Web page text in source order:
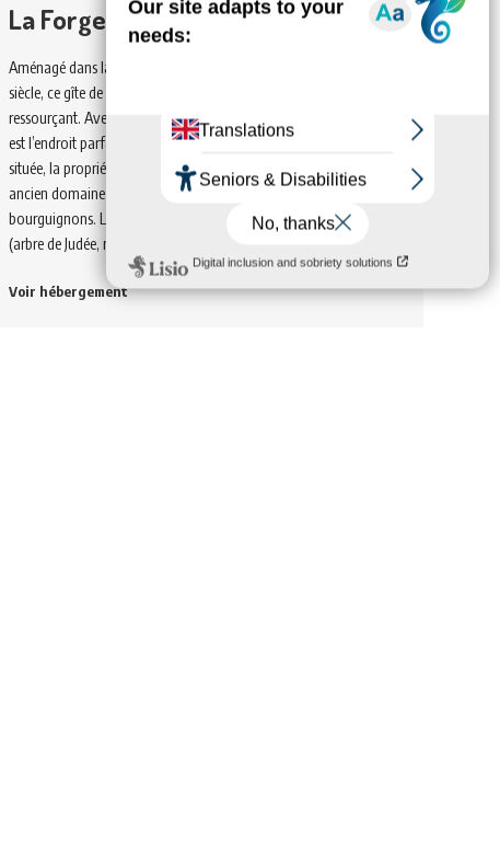
La Forge
Aménagé dans la dépendance d’un authentique château du XIXe
siècle, ce gîte de groupe bénéficie d’un environnement calme et
ressourçant. Avec sa grande capacité d’accueil, ce gîte de groupe
est l’endroit parfait pour accueillir une cousinade. Idéalement
située, la propriété s’ouvre sur un vaste parc public de 6 hectares,
ancien domaine de la famille Puzenat, célèbres industriels
bourguignons. Le parc abrite de majestueux arbres centenaires
(arbre de Judée, magnolia, séquoia…
Voir hébergement